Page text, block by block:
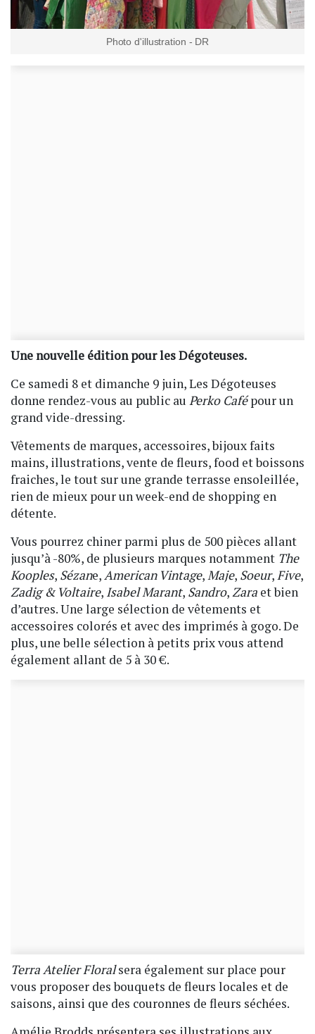
Photo d'illustration - DR
Une nouvelle édition pour les Dégoteuses.
Ce samedi 8 et dimanche 9 juin, Les Dégoteuses
donne rendez-vous au public au Perko Cafépour un
grand vide-dressing.
Vêtements de marques, accessoires, bijoux faits
mains, illustrations, vente de fleurs, food et boissons
fraiches, le tout sur une grande terrasse ensoleillée,
rien de mieux pour un week-end de shopping en
détente.
Vous pourrez chiner parmi plus de 500 pièces allant
jusqu’à -80%, de plusieurs marques notamment The
Kooples, Sézane,American Vintage,Maje, Soeur,Five,
Zadig & Voltaire, Isabel Marant, Sandro,Zara et bien
d’autres. Une large sélection de vêtements et
accessoires colorés et avec des imprimés à gogo. De
plus, une belle sélection à petits prix vous attend
également allant de 5 à 30 €.
Terra Atelier Floralsera également sur place pour
vous proposer des bouquets de fleurs locales et de
saisons, ainsi que des couronnes de fleurs séchées.